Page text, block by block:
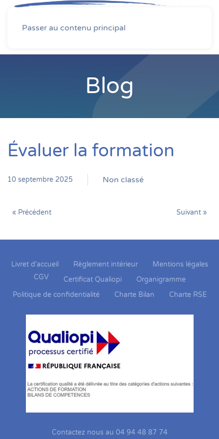
Passer au contenu principal
Blog
Évaluer la formation
10 septembre 2025 Non classé
« Précédent Suivant »
Livret d'accueil Règlement intérieur
Mentions légales
CGV
Certificat Qualiopi
Organigramme
Politique de confidentialité
Charte Bilan Charte RSE
Contactez nous au 04 94 48 87 74